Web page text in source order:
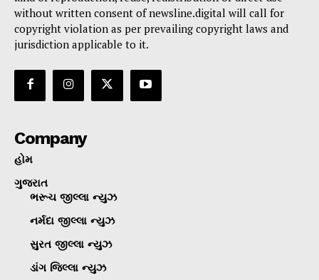
without written consent of newsline.digital will call for
copyright violation as per prevailing copyright laws and
jurisdiction applicable to it.
Company
હોમ
ગુજરાત
ભરૂચ જીલ્લા ન્યુઝ
નર્મદા જીલ્લા ન્યુઝ
સુરત જીલ્લા ન્યુઝ
ડાંગ જિલ્લા ન્યુઝ